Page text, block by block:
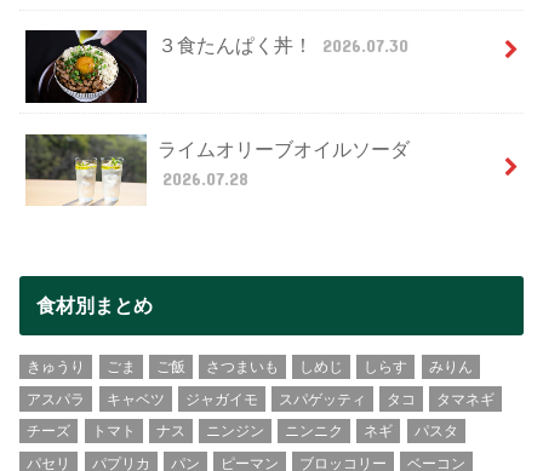
３食たんぱく丼！ 2026.07.30
ライムオリーブオイルソーダ
2026.07.28
食材別まとめ
きゅうり ごま ご飯 さつまいも しめじ しらす
みりん
アスパラ
キャベツ ジャガイモ スパゲッティ タコ
タマネギ
チーズ
トマト ナス ニンジン ニンニク ネギ
パスタ
パセリ
パプリカ パン ピーマン ブロッコリー ベーコン